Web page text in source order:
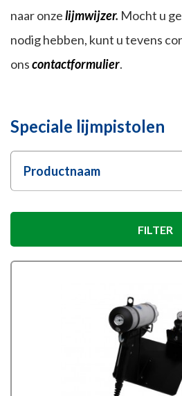
naar onzelijmwijzer. Mocht u
nodig hebben, kunt u tevens
onscontactformulier.
Speciale lijmpistolen
Productnaam
FILTER